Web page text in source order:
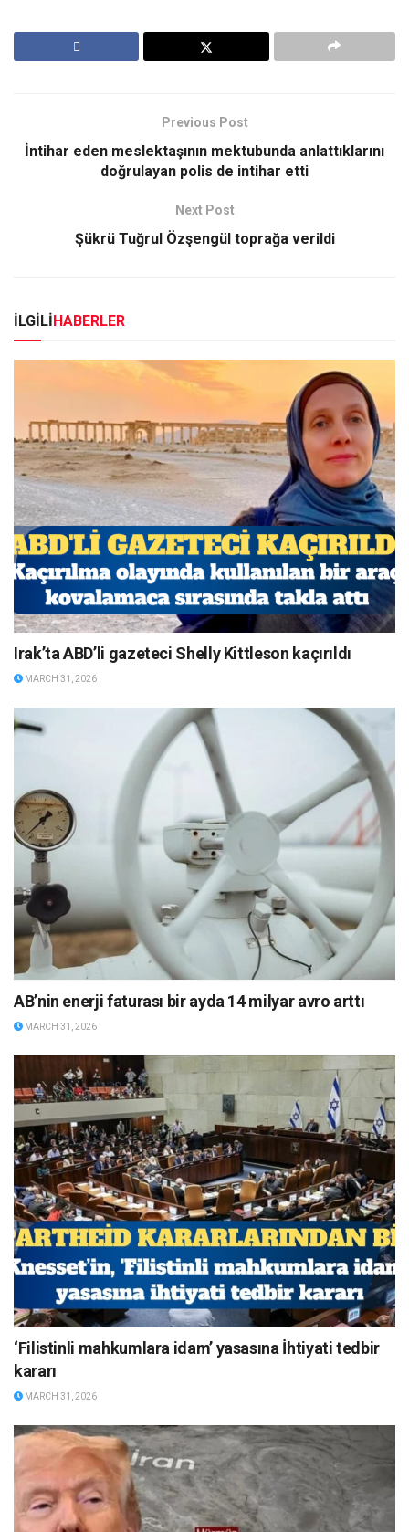
Previous Post
İntihar eden meslektaşının mektubunda anlattıklarını
doğrulayan polis de intihar etti
Next Post
Şükrü Tuğrul Özşengül toprağa verildi
İLGİLİHABERLER
Irak’ta ABD’li gazeteci Shelly Kittleson kaçırıldı
MARCH 31, 2026
AB’nin enerji faturası bir ayda 14 milyar avro arttı
MARCH 31, 2026
‘Filistinli mahkumlara idam’ yasasına İhtiyati tedbir
kararı
MARCH 31, 2026